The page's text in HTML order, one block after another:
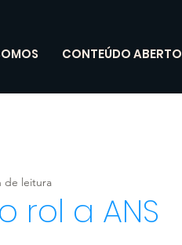
CONTEÚDO ABERTO
rol a ANS
de leitura